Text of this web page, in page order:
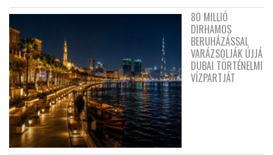
80 MILLIÓ
DIRHAMOS
BERUHÁZÁSSAL
VARÁZSOLJÁK ÚJJÁ
DUBAI TÖRTÉNELMI
VÍZPARTJÁT